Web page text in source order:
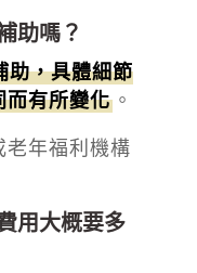
助嗎？
助，具體細節
而有所變化。
老年福利機構
用大概要多